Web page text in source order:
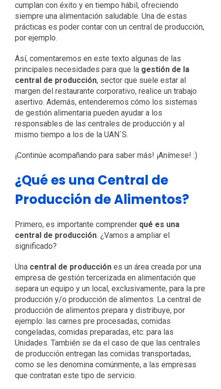
cumplan con éxito y en tiempo hábil, ofreciendo
siempre una alimentación saludable. Una de estas
prácticas es poder contar con un central de producción,
por ejemplo.
Así, comentaremos en este texto algunas de las
principales necesidades para que la gestión de la
central de producción, sector que suele estar al
margen del restaurante corporativo, realice un trabajo
asertivo. Además, entenderemos cómo los sistemas
de gestión alimentaria pueden ayudar a los
responsables de las centrales de producción y al
mismo tiempo a los de la UAN´S.
¡Continúe acompañando para saber más! ¡Anímese! :)
¿Qué es una Central de
Producción de Alimentos?
Primero, es importante comprender qué es una
central de producción. ¿Vamos a ampliar el
significado?
Una central de producciónes un área creada por una
empresa de gestión tercerizada en alimentación que
separa un equipo y un local, exclusivamente, para la pre
producción y/o producción de alimentos. La central de
producción de alimentos prepara y distribuye, por
ejemplo: las carnes pre procesadas, comidas
congeladas, comidas preparadas, etc. para las
Unidades. También se da el caso de que las centrales
de producción entregan las comidas transportadas,
como se les denomina comúnmente, a las empresas
que contratan este tipo de servicio.